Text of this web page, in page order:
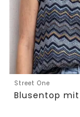
Street One